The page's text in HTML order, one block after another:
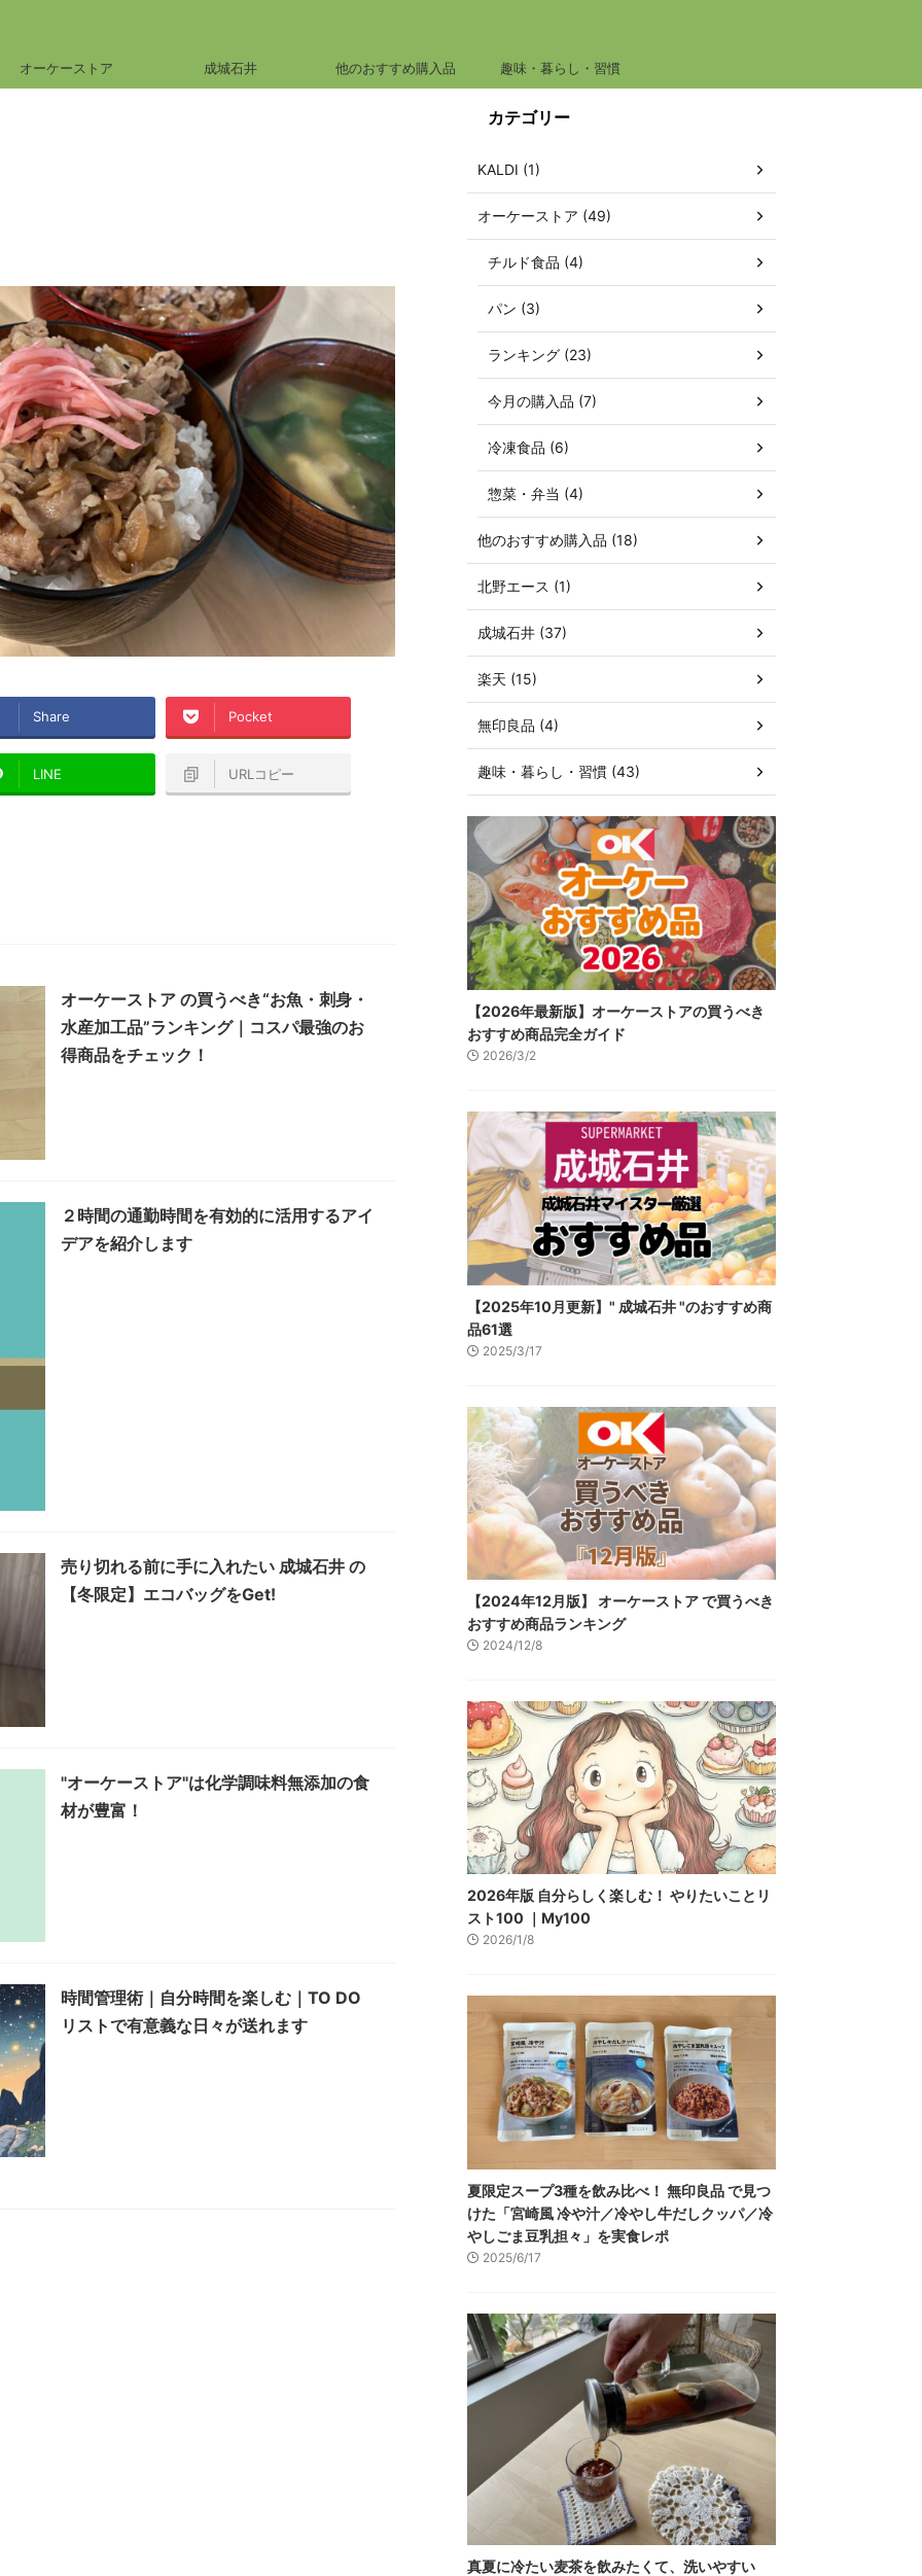
オーケーストア 成城石井 他のおすすめ購入品 趣味・暮らし・習慣
Share Pocket
LINE URLコピー
オーケーストア の買うべき“お魚・刺身・
水産加工品”ランキング｜コスパ最強のお
得商品をチェック！
２時間の通勤時間を有効的に活用するアイ
デアを紹介します
売り切れる前に手に入れたい 成城石井 の
【冬限定】エコバッグをGet!
"オーケーストア"は化学調味料無添加の食
材が豊富！
時間管理術｜自分時間を楽しむ｜TO DO
リストで有意義な日々が送れます
カテゴリー
KALDI (1)
オーケーストア (49)
チルド食品 (4)
パン (3)
ランキング (23)
今月の購入品 (7)
冷凍食品 (6)
惣菜・弁当 (4)
他のおすすめ購入品 (18)
北野エース (1)
成城石井 (37)
楽天 (15)
無印良品 (4)
趣味・暮らし・習慣 (43)
【2026年最新版】オーケーストアの買うべき
おすすめ商品完全ガイド
2026/3/2
【2025年10月更新】" 成城石井 "のおすすめ商
品61選
2025/3/17
【2024年12月版】 オーケーストア で買うべき
おすすめ商品ランキング
2024/12/8
2026年版 自分らしく楽しむ！ やりたいことリ
スト100 ｜My100
2026/1/8
夏限定スープ3種を飲み比べ！ 無印良品 で見つ
けた「宮崎風 冷や汁／冷やし牛だしクッパ／冷
やしごま豆乳担々」を実食レポ
2025/6/17
真夏に冷たい麦茶を飲みたくて、洗いやすい